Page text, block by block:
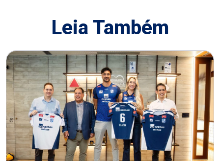
Leia Também